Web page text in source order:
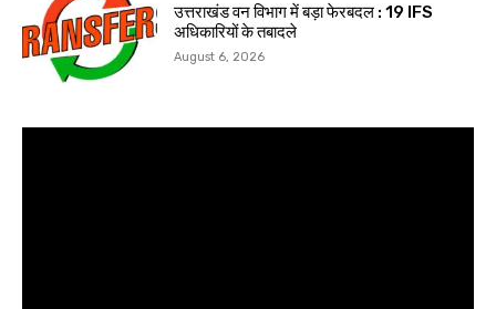
उत्तराखंड वन विभाग में बड़ा फेरबदल : 19 IFS
अधिकारियों के तबादले
August 6, 2026